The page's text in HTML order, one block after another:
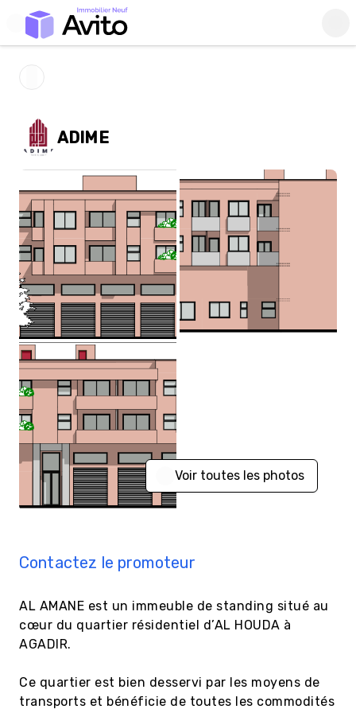
ADIME
Voir toutes les photos
Contactez le promoteur
AL AMANE est un immeuble de standing situé au
cœur du quartier résidentiel d’AL HOUDA à
AGADIR.
Ce quartier est bien desservi par les moyens de
transports et bénéficie de toutes les commodités